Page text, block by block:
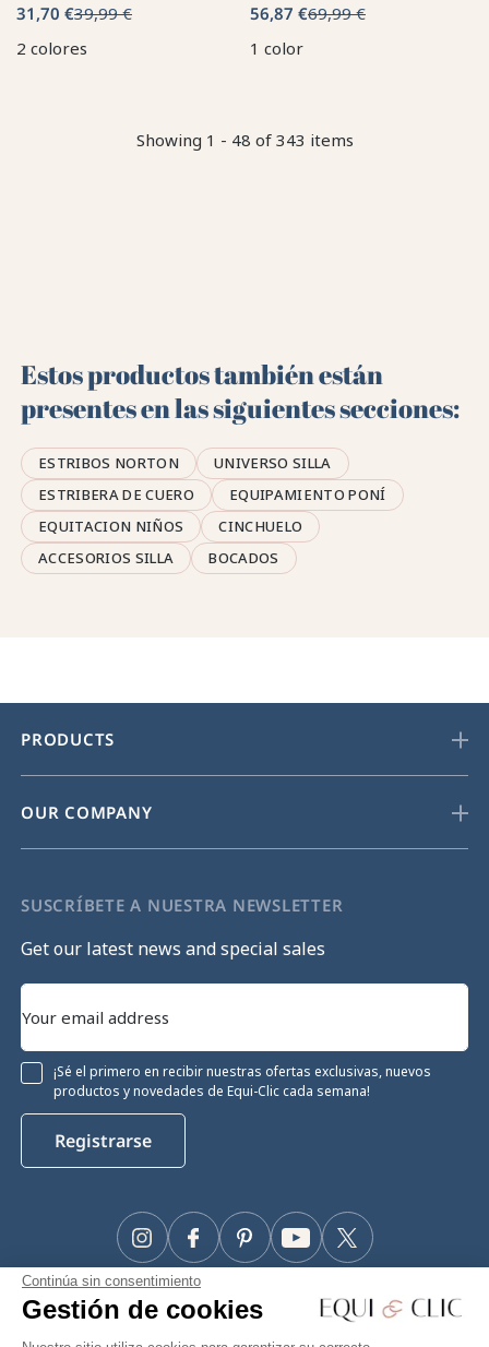
Continúa sin consentimiento
Gestión de cookies
31,70 €39,99 €
2 colores
56,87 €69,99 €
1 color
Showing 1 - 48 of 343 items
Estos productos también están
presentes en las siguientes secciones:
ESTRIBOS NORTON
UNIVERSO SILLA
ESTRIBERA DE CUERO
EQUIPAMIENTO PONÍ
EQUITACION NIÑOS
CINCHUELO
ACCESORIOS SILLA
BOCADOS
PRODUCTS
OUR COMPANY
SUSCRÍBETE A NUESTRA NEWSLETTER
Get our latest news and special sales
¡Sé el primero en recibir nuestras ofertas exclusivas, nuevos
productos y novedades de Equi-Clic cada semana!
Registrarse
Facebook Twitter
YouTube
Pinterest
Instagram
#Makeyourhorseapriority